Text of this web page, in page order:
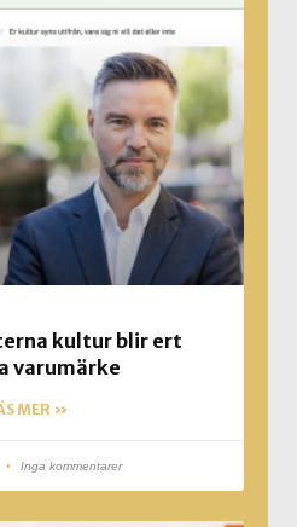
kultur blir ert
varumärke
MER »
Inga kommentarer